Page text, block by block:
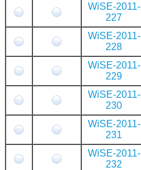
WiSE-2011-
227
WiSE-2011-
228
WiSE-2011-
229
WiSE-2011-
230
WiSE-2011-
231
WiSE-2011-
232